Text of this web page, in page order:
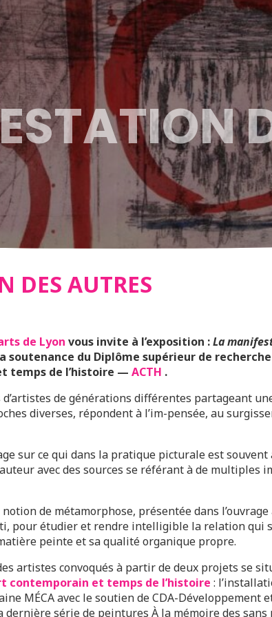
DES AUTRES
de Lyon vous invite à l’exposition :La
soutenance du Diplôme supérieur de
temps de l’histoire — ACTH .
de générations différentes partageant
diverses, répondent à l’im-pensée, au
sur ce qui dans la pratique picturale est
avec des sources se référant à de multiples
de métamorphose, présentée dans
pour étudier et rendre intelligible la relation qui
peinte et sa qualité organique propre.
artistes convoqués à partir de deux projets se
contemporain et temps de l’histoire :
MÉCA avec le soutien de CDA-Développement
série de peintures À la mémoire des sans